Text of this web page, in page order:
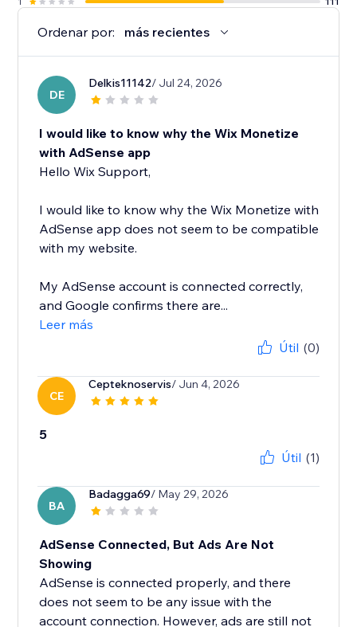
Ordenar por: más recientes
DE
Delkis11142/ Jul 24, 2026
I would like to know why the Wix Monetize
with AdSense app
Hello Wix Support,
I would like to know why the Wix Monetize with
AdSense app does not seem to be compatible
with my website.
My AdSense account is connected correctly,
and Google confirms there are...
Leer más
Útil (0)
CE
Cepteknoservis/ Jun 4, 2026
5
Útil (1)
BA
Badagga69/ May 29, 2026
AdSense Connected, But Ads Are Not
Showing
AdSense is connected properly, and there
does not seem to be any issue with the
account connection. However, ads are still not